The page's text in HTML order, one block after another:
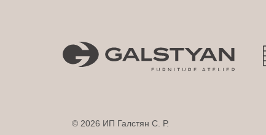
© 2026 ИП Галстян С. Р.